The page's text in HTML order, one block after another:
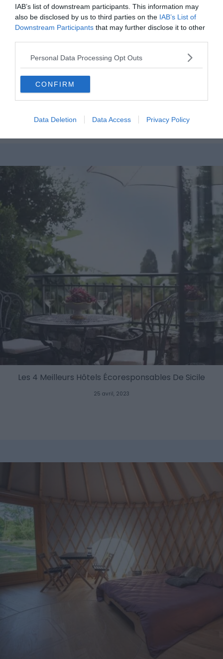
IAB’s list of downstream participants. This information may
also be disclosed by us to third parties on the IAB’s List of
Downstream Participants that may further disclose it to other
Personal Data Processing Opt Outs
CONFIRM
Data Deletion Data Access Privacy Policy
Les 8 Meilleurs Hôtels Écoresponsables Du
Les 4 Meilleurs Hôtels Écoresponsables De Sicile
25 avril, 2023